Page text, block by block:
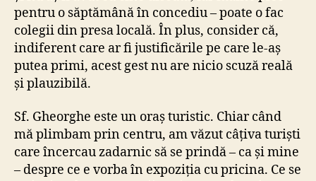
pentru o săptămână în concediu – poate o fac
colegii din presa locală. În plus, consider că,
indiferent care ar fi justificările pe care le-aș
putea primi, acest gest nu are nicio scuză reală
și plauzibilă.
Sf. Gheorghe este un oraș turistic. Chiar când
mă plimbam prin centru, am văzut câțiva turiști
care încercau zadarnic să se prindă – ca și mine
– despre ce e vorba în expoziția cu pricina. Ce se